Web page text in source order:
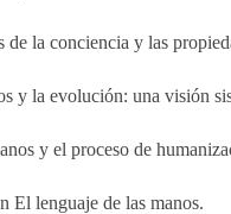
de la conciencia y las
y la evolución: una visión
y el proceso de
n El lenguaje de las manos.